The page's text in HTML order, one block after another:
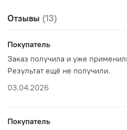
Отзывы (13)
Покупатель
Заказ получила и уже
Результат ещё не получили.
03.04.2026
Покупатель